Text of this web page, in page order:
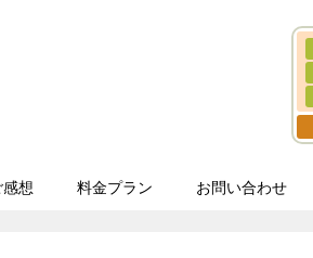
想 料金プラン お問い合わせ